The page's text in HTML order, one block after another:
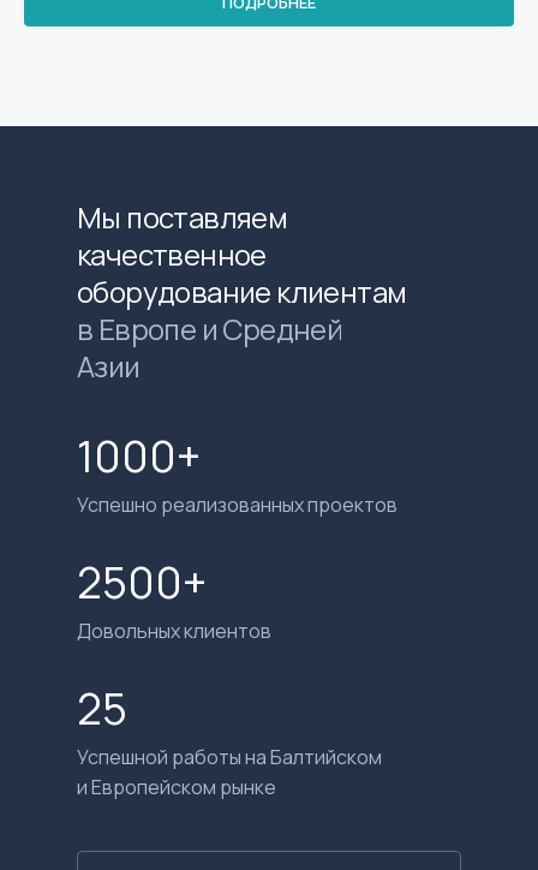
Мы поставляем
качественное
оборудование клиентам
в Европе и Средней
Азии
1000+
Успешно реализованных проектов
25
Успешной работы на Балтийском
и Европейском рынке
2500+
Довольных клиентов